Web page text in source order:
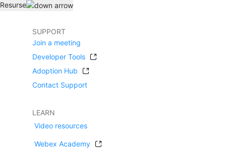
Resurse
SUPPORT
Join a meeting
Developer Tools
Adoption Hub
Contact Support
LEARN
Video resources
Webex Academy